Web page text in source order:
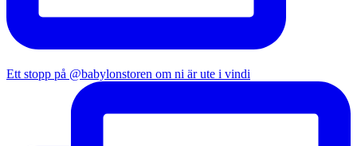
Ett stopp på @babylonstoren om ni är ute i vindi